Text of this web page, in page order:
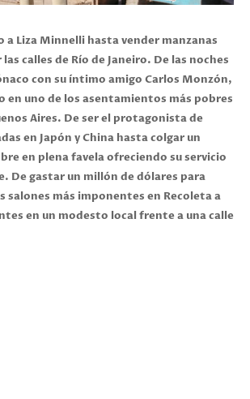
a Liza Minnelli hasta vender manzanas
calles de Río de Janeiro. De las noches
con su íntimo amigo Carlos Monzón,
en uno de los asentamientos más pobres
Aires. De ser el protagonista de
en Japón y China hasta colgar un
en plena favela ofreciendo su servicio
De gastar un millón de dólares para
salones más imponentes en Recoleta a
en un modesto local frente a una calle